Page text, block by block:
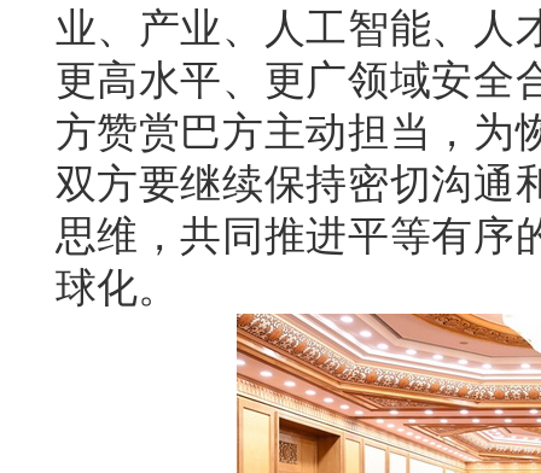
业、产业、人工智能、人
更高水平、更广领域安全
方赞赏巴方主动担当，为
双方要继续保持密切沟通
思维，共同推进平等有序
球化。